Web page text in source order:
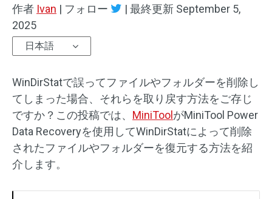
作者 Ivan | フォロー | 最終更新 September 5,
2025
日本語
WinDirStatで誤ってファイルやフォルダーを削除し
てしまった場合、それらを取り戻す方法をご存じ
ですか？この投稿では、 MiniTool がMiniTool Power
Data Recoveryを使用してWinDirStatによって削除
されたファイルやフォルダーを復元する方法を紹
介します。